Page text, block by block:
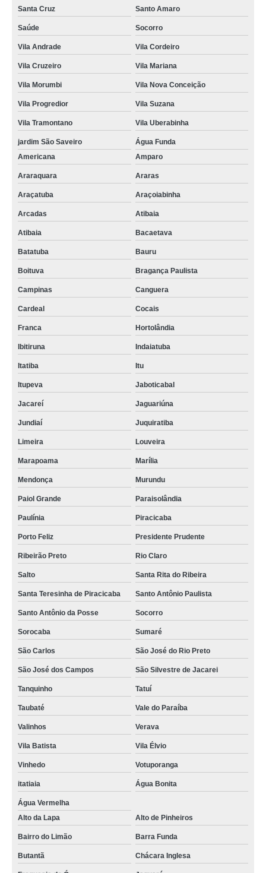
Santa Cruz Santo Amaro
Saúde Socorro
Vila Andrade Vila Cordeiro
Vila Cruzeiro Vila Mariana
Vila Morumbi Vila Nova Conceição
Vila Progredior Vila Suzana
Vila Tramontano Vila Uberabinha
jardim São Saveiro
Água Funda
Americana
Amparo
Araraquara Araras
Araçatuba Araçoiabinha
Arcadas Atibaia
Atibaia Bacaetava
Batatuba Bauru
Boituva Bragança Paulista
Campinas Canguera
Cardeal Cocais
Franca Hortolândia
Ibitiruna Indaiatuba
Itatiba Itu
Itupeva Jaboticabal
Jacareí Jaguariúna
Jundiaí Juquiratiba
Limeira Louveira
Marapoama Marília
Mendonça Murundu
Paiol Grande Paraisolândia
Paulínia Piracicaba
Porto Feliz Presidente Prudente
Ribeirão Preto Rio Claro
Salto Santa Rita do Ribeira
Santa Teresinha de Piracicaba Santo Antônio Paulista
Santo Antônio da Posse Socorro
Sorocaba Sumaré
São Carlos São José do Rio Preto
São José dos Campos São Silvestre de Jacarei
Tanquinho Tatuí
Taubaté Vale do Paraíba
Valinhos Verava
Vila Batista Vila Élvio
Vinhedo Votuporanga
itatiaia Água Bonita
Água Vermelha
Alto da Lapa
Alto de Pinheiros
Bairro do Limão Barra Funda
Butantã Chácara Inglesa